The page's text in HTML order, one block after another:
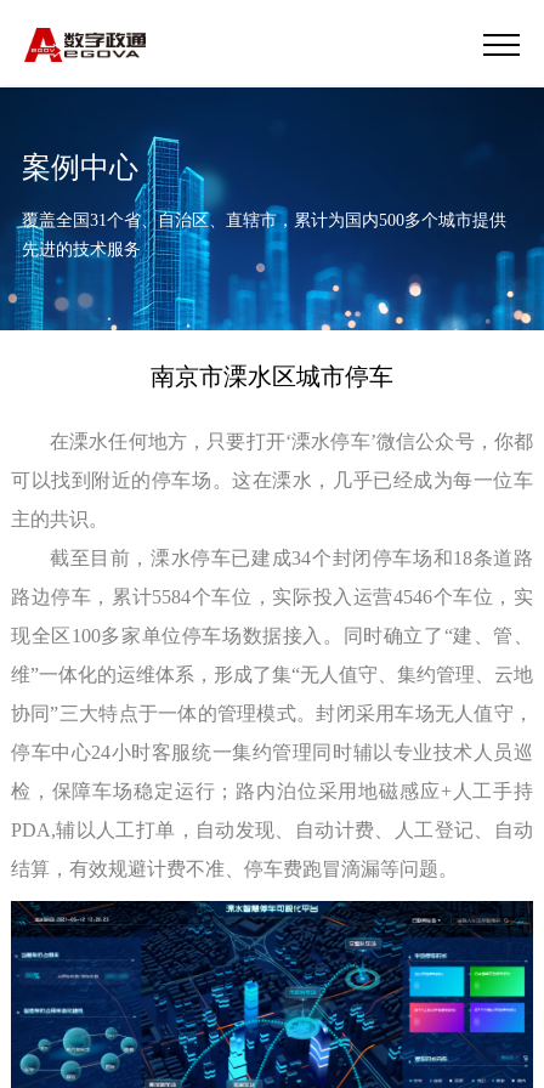
案例中心
覆盖全国31个省、自治区、直辖市，累计为国内500多个城市提供
先进的技术服务
南京市溧水区城市停车
在溧水任何地方，只要打开‘溧水停车’微信公众号，你都
可以找到附近的停车场。这在溧水，几乎已经成为每一位车
主的共识。
截至目前，溧水停车已建成34个封闭停车场和18条道路
路边停车，累计5584个车位，实际投入运营4546个车位，实
现全区100多家单位停车场数据接入。同时确立了“建、管、
维”一体化的运维体系，形成了集“无人值守、集约管理、云地
协同”三大特点于一体的管理模式。封闭采用车场无人值守，
停车中心24小时客服统一集约管理同时辅以专业技术人员巡
检，保障车场稳定运行；路内泊位采用地磁感应+人工手持
PDA,辅以人工打单，自动发现、自动计费、人工登记、自动
结算，有效规避计费不准、停车费跑冒滴漏等问题。